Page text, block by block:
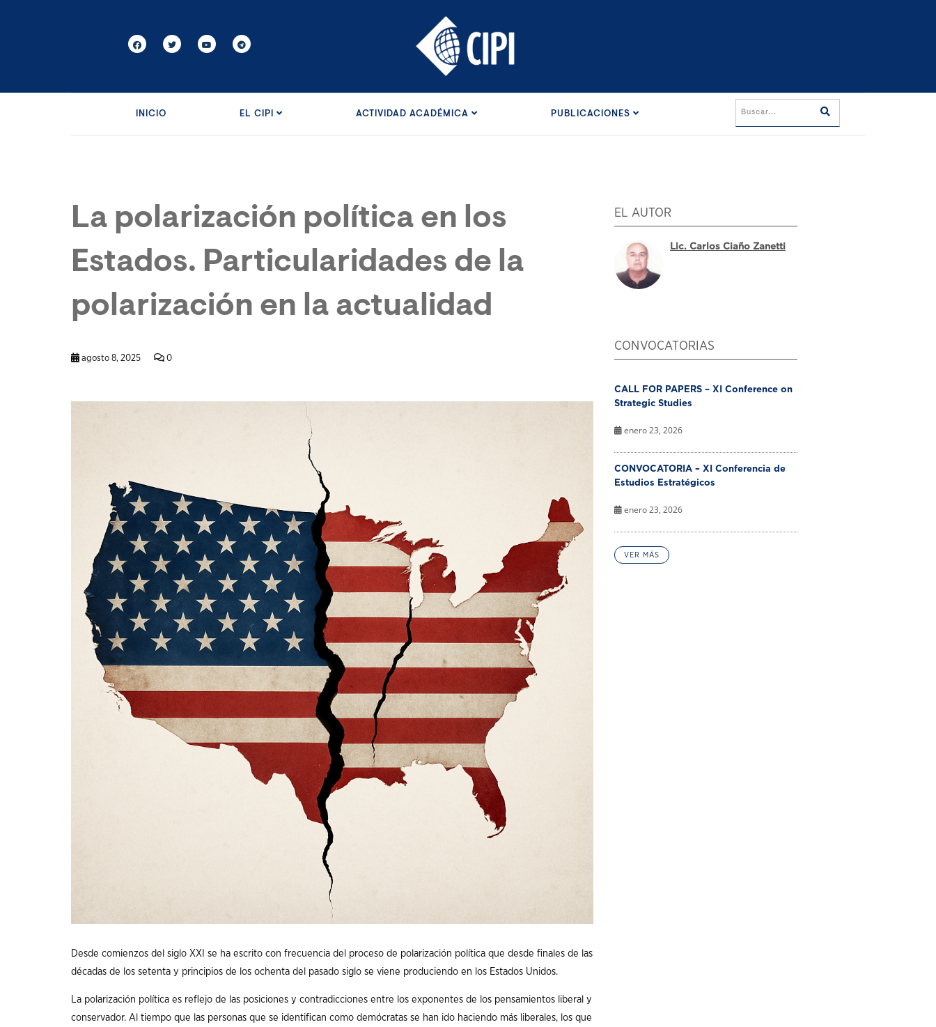
INICIO EL CIPI ACTIVIDAD ACADÉMICA PUBLICACIONES
La polarización política en los
Estados. Particularidades de la
polarización en la actualidad
agosto 8, 2025 0
Desde comienzos del siglo XXI se ha escrito con frecuencia del proceso de polarización política que desde finales de las
décadas de los setenta y principios de los ochenta del pasado siglo se viene produciendo en los Estados Unidos.
La polarización política es reflejo de las posiciones y contradicciones entre los exponentes de los pensamientos liberal y
conservador. Al tiempo que las personas que se identifican como demócratas se han ido haciendo más liberales, los que
EL AUTOR
Lic. Carlos Ciaño Zanetti
CONVOCATORIAS
CALL FOR PAPERS – XI Conference on
Strategic Studies
enero 23, 2026
CONVOCATORIA – XI Conferencia de
Estudios Estratégicos
enero 23, 2026
VER MÁS